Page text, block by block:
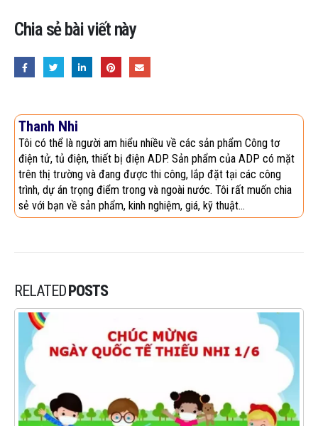
Chia sẻ bài viết này
Thanh Nhi
Tôi có thể là người am hiểu nhiều về các sản phẩm Công tơ
điện tử, tủ điện, thiết bị điện ADP. Sản phẩm của ADP có mặt
trên thị trường và đang được thi công, lắp đặt tại các công
trình, dự án trọng điểm trong và ngoài nước. Tôi rất muốn chia
sẻ với bạn về sản phẩm, kinh nghiệm, giá, kỹ thuật...
RELATEDPOSTS